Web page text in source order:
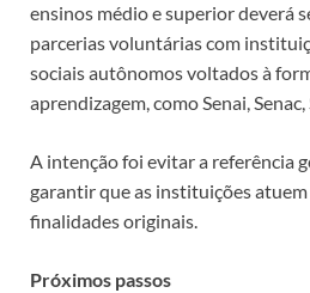
ensinos médio e superior deverá
parcerias voluntárias com
sociais autônomos voltados à
aprendizagem, como Senai, Senac,
A intenção foi evitar a referência
garantir que as instituições
finalidades originais.
Próximos passos